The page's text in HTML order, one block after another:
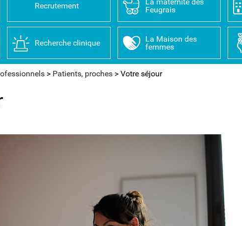
Recrutement
Feugrais
Recherche clinique
La Maison des
femmes
> Patients, proches > Votre séjour